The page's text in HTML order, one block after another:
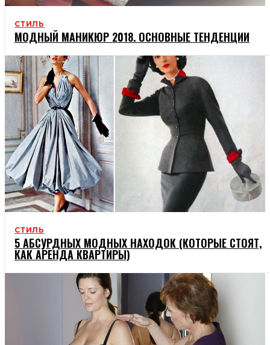
СТИЛЬ
МОДНЫЙ МАНИКЮР 2018. ОСНОВНЫЕ ТЕНДЕНЦИИ
СТИЛЬ
5 АБСУРДНЫХ МОДНЫХ НАХОДОК (КОТОРЫЕ СТОЯТ,
КАК АРЕНДА КВАРТИРЫ)